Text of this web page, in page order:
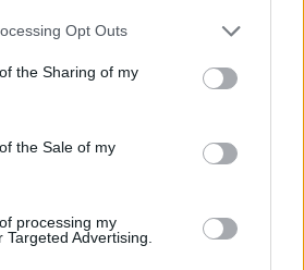
app uses one or more Google
or usage behaviour. You may click to
Google and its third-party tags to
specified purposes in below Google
Opt Outs
the Sharing of my
the Sale of my
processing my
Advertising.
video e le tue foto
al numero +39